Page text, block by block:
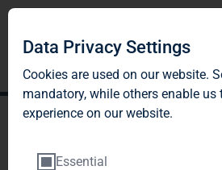
Data Privacy Settings
Cookies are used on our website.
mandatory, while others enable us
experience on our website.
Essential